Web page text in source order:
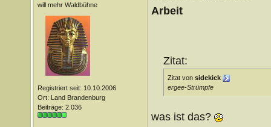
will mehr Waldbühne
Registriert seit: 10.10.2006
Ort: Land Brandenburg
Beiträge: 2.036
Arbeit
Zitat:
Zitat von sidekick
ergee-Strümpfe
was ist das?